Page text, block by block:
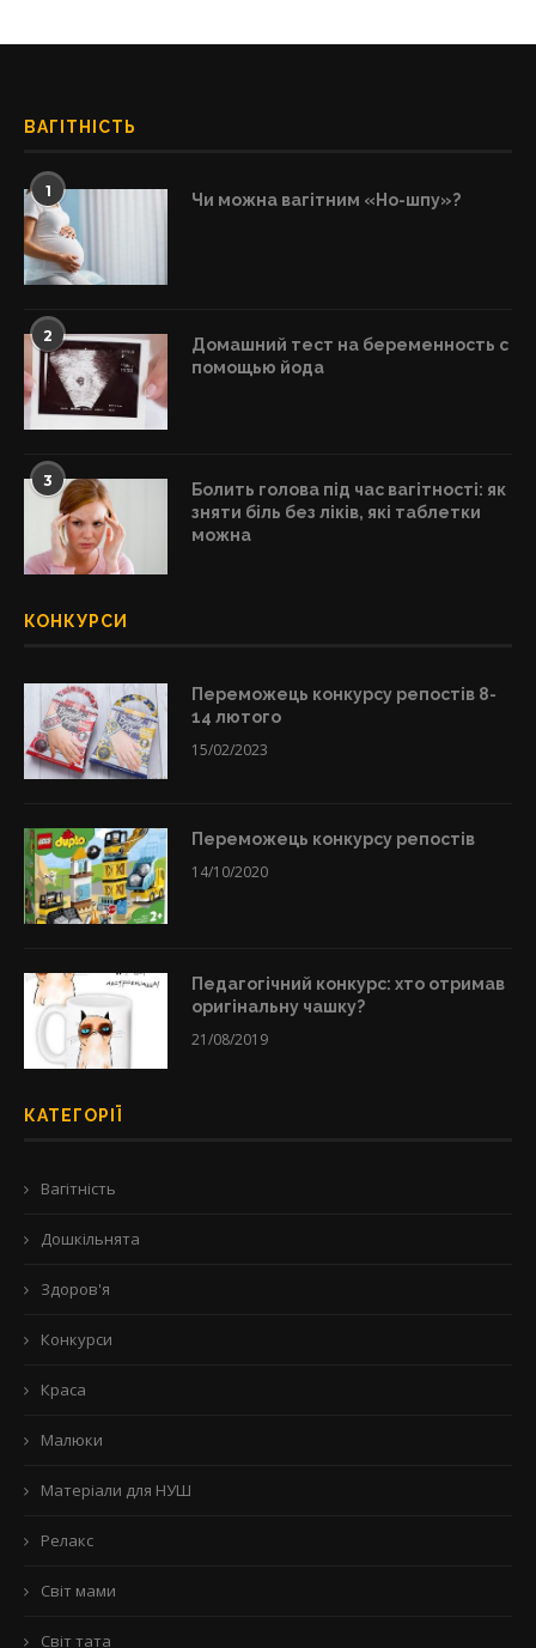
ВАГІТНІСТЬ
1 Чи можна вагітним «Но-шпу»?
2
Домашний тест на беременность с
помощью йода
3
Болить голова під час вагітності: як
зняти біль без ліків, які таблетки
можна
КОНКУРСИ
Переможець конкурсу репостів 8-
14 лютого
15/02/2023
Переможець конкурсу репостів
14/10/2020
Педагогічний конкурс: хто отримав
оригінальну чашку?
21/08/2019
КАТЕГОРІЇ
Вагітність
Дошкільнята
Здоров'я
Конкурси
Краса
Малюки
Матеріали для НУШ
Релакс
Світ мами
Світ тата